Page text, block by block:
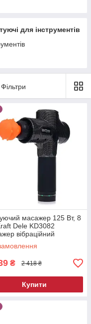
для інструментів
Фільтри
масажер 125 Вт, 8
Dele KD3082
вібраційний
₴ 2 418 ₴
Купити